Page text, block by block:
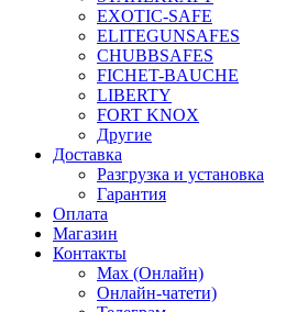
EXOTIC-SAFE
ELITEGUNSAFES
CHUBBSAFES
FICHET-BAUCHE
LIBERTY
FORT KNOX
Другие
Доставка
Разгрузка и установка
Гарантия
Оплата
Магазин
Контакты
Max (Онлайн)
Онлайн-чатети)